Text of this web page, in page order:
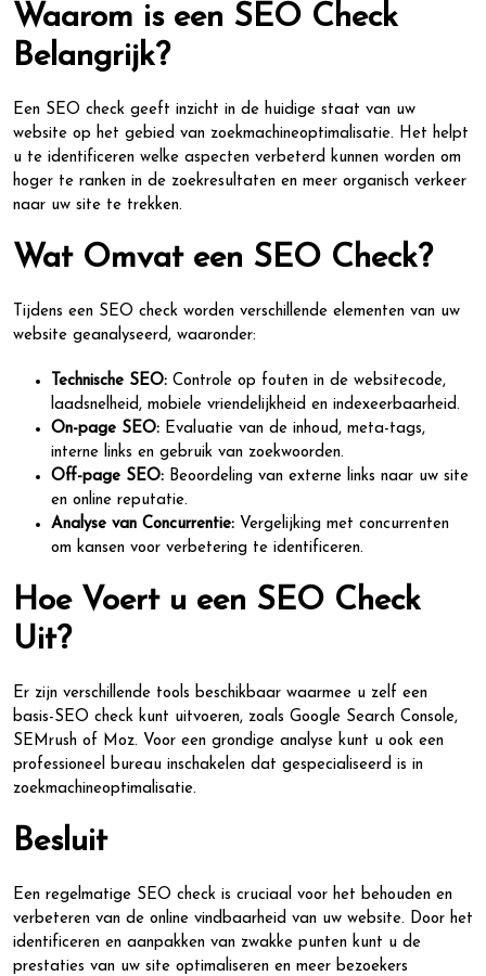
Waarom is een SEO Check
Belangrijk?
Een SEO check geeft inzicht in de huidige staat van uw
website op het gebied van zoekmachineoptimalisatie. Het helpt
u te identificeren welke aspecten verbeterd kunnen worden om
hoger te ranken in de zoekresultaten en meer organisch verkeer
naar uw site te trekken.
Wat Omvat een SEO Check?
Tijdens een SEO check worden verschillende elementen van uw
website geanalyseerd, waaronder:
Technische SEO: Controle op fouten in de websitecode,
laadsnelheid, mobiele vriendelijkheid en indexeerbaarheid.
On-page SEO: Evaluatie van de inhoud, meta-tags,
interne links en gebruik van zoekwoorden.
Off-page SEO: Beoordeling van externe links naar uw site
en online reputatie.
Analyse van Concurrentie: Vergelijking met concurrenten
om kansen voor verbetering te identificeren.
Hoe Voert u een SEO Check
Uit?
Er zijn verschillende tools beschikbaar waarmee u zelf een
basis-SEO check kunt uitvoeren, zoals Google Search Console,
SEMrush of Moz. Voor een grondige analyse kunt u ook een
professioneel bureau inschakelen dat gespecialiseerd is in
zoekmachineoptimalisatie.
Besluit
Een regelmatige SEO check is cruciaal voor het behouden en
verbeteren van de online vindbaarheid van uw website. Door het
identificeren en aanpakken van zwakke punten kunt u de
prestaties van uw site optimaliseren en meer bezoekers